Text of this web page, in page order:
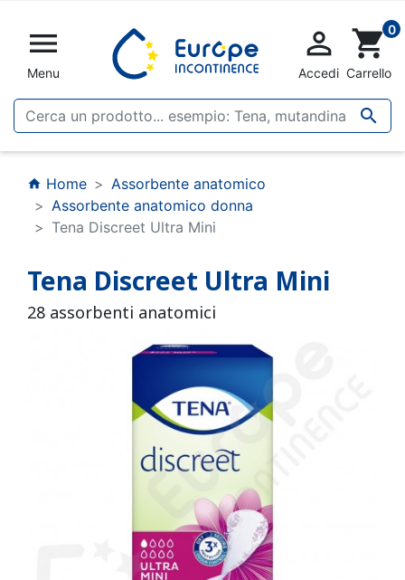

Menu


Accedi
shopping_cart0
Carrello
home Home
Assorbente anatomico
Assorbente anatomico donna
Tena Discreet Ultra Mini
Tena Discreet Ultra Mini
28 assorbenti anatomici